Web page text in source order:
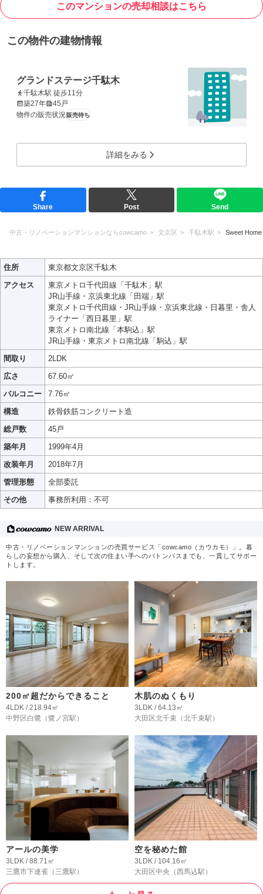
このマンションの売却相談はこちら
この物件の建物情報
グランドステージ千駄木
千駄木駅 徒歩11分
築27年
45戸
物件の販売状況販売待ち
詳細をみる
Share Post Send
中古・リノベーションマンションならcowcamo 文京区 千駄木駅 Sweet Home
住所
東京都文京区千駄木
アクセス
東京メトロ千代田線「千駄木」駅
JR山手線・京浜東北線「田端」駅
東京メトロ千代田線・JR山手線・京浜東北線・日暮里・舎人
ライナー「西日暮里」駅
東京メトロ南北線「本駒込」駅
JR山手線・東京メトロ南北線「駒込」駅
間取り
2LDK
広さ
67.60㎡
バルコニー
7.76㎡
構造
鉄骨鉄筋コンクリート造
総戸数
45戸
築年月
1999年4月
改装年月
2018年7月
管理形態
全部委託
その他
事務所利用：不可
NEW ARRIVAL
中古・リノベーションマンションの売買サービス「cowcamo（カウカモ）」。暮
らしの妄想から購入、そして次の住まい手へのバトンパスまでも、一貫してサポー
トします。
200㎡超だからできること
4LDK / 218.94㎡
中野区白鷺 （鷺ノ宮駅）
木肌のぬくもり
3LDK / 64.13㎡
大田区北千束 （北千束駅）
アールの美学
3LDK / 88.71㎡
三鷹市下連雀 （三鷹駅）
空を秘めた館
3LDK / 104.16㎡
大田区中央 （西馬込駅）